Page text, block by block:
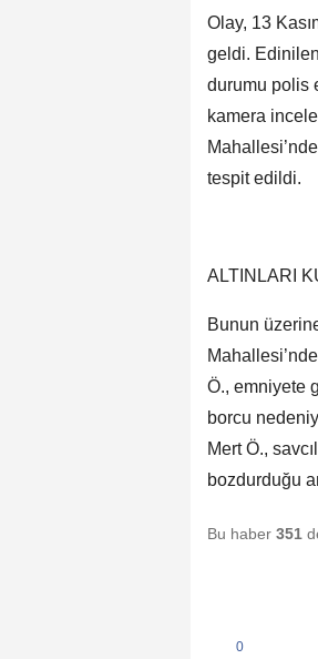
Olay, 13
geldi.
durumu polis
kamera
tespit edildi.
ALTINLARI
Bunun
Ö., emniyete
borcu
Mert Ö.,
bozdurduğu
Bu haber 351